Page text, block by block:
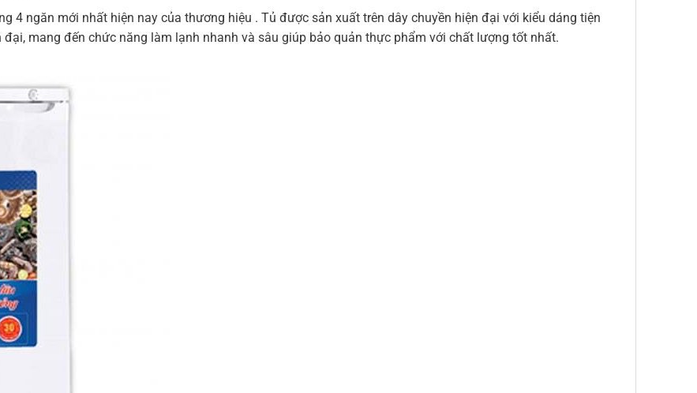
4 ngăn mới nhất hiện nay của thương hiệu . Tủ được sản xuất trên dây chuyền hiện đại với kiểu dáng tiện
mang đến chức năng làm lạnh nhanh và sâu giúp bảo quản thực phẩm với chất lượng tốt nhất.